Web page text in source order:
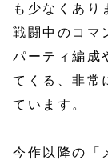
も少なくあり
戦闘中のコマ
パーティ編成
てくる、非常
ています。
今作以降の「